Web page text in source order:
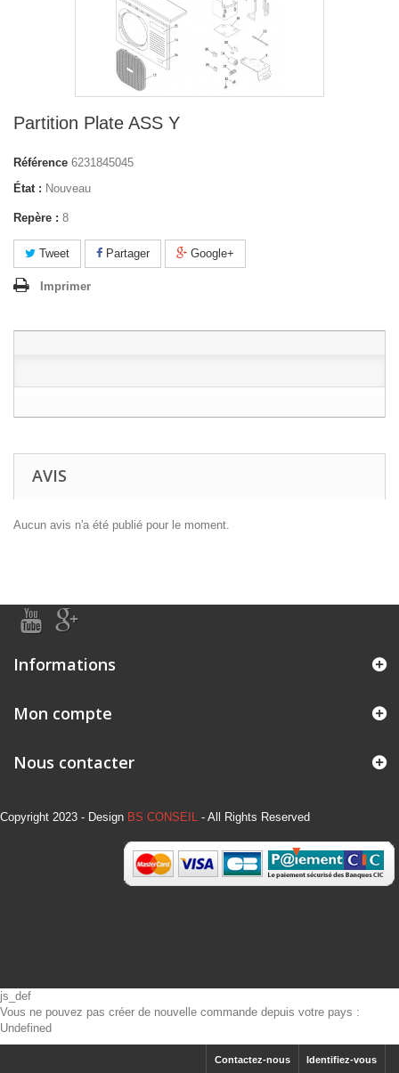
Partition Plate ASS Y
Référence 6231845045
État : Nouveau
Repère : 8
Tweet Partager Google+
Imprimer
AVIS
Aucun avis n'a été publié pour le moment.
Informations
Mon compte
Nous contacter
Copyright 2023 - Design BS CONSEIL - All Rights Reserved
js_def
Vous ne pouvez pas créer de nouvelle commande depuis votre pays :
Undefined
Identifiez-vous
Contactez-nous